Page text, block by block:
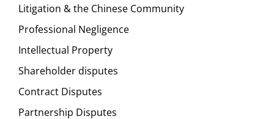
Litigation & the Chinese Community
Professional Negligence
Intellectual Property
Shareholder disputes
Contract Disputes
Partnership Disputes